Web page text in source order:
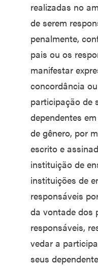
realizadas no
de serem
penalmente,
pais ou os
manifestar
concordância
participação de
dependentes
de gênero, por
escrito e
instituição de
instituições de
responsáveis
da vontade dos
responsáveis,
vedar a
seus